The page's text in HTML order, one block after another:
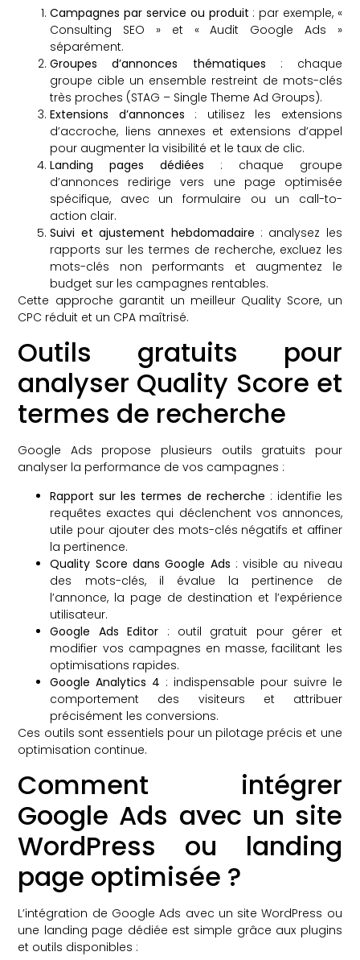
Campagnes par service ou produit : par exemple, «
Consulting SEO » et « Audit Google Ads »
séparément.
Groupes d’annonces thématiques : chaque
groupe cible un ensemble restreint de mots-clés
très proches (STAG – Single Theme Ad Groups).
Extensions d’annonces : utilisez les extensions
d’accroche, liens annexes et extensions d’appel
pour augmenter la visibilité et le taux de clic.
Landing pages dédiées : chaque groupe
d’annonces redirige vers une page optimisée
spécifique, avec un formulaire ou un call-to-
action clair.
Suivi et ajustement hebdomadaire : analysez les
rapports sur les termes de recherche, excluez les
mots-clés non performants et augmentez le
budget sur les campagnes rentables.
Cette approche garantit un meilleur Quality Score, un
CPC réduit et un CPA maîtrisé.
Outils gratuits pour
analyser Quality Score et
termes de recherche
Google Ads propose plusieurs outils gratuits pour
analyser la performance de vos campagnes :
Rapport sur les termes de recherche : identifie les
requêtes exactes qui déclenchent vos annonces,
utile pour ajouter des mots-clés négatifs et affiner
la pertinence.
Quality Score dans Google Ads : visible au niveau
des mots-clés, il évalue la pertinence de
l’annonce, la page de destination et l’expérience
utilisateur.
Google Ads Editor : outil gratuit pour gérer et
modifier vos campagnes en masse, facilitant les
optimisations rapides.
Google Analytics 4 : indispensable pour suivre le
comportement des visiteurs et attribuer
précisément les conversions.
Ces outils sont essentiels pour un pilotage précis et une
optimisation continue.
Comment intégrer
Google Ads avec un site
WordPress ou landing
page optimisée ?
L’intégration de Google Ads avec un site WordPress ou
une landing page dédiée est simple grâce aux plugins
et outils disponibles :